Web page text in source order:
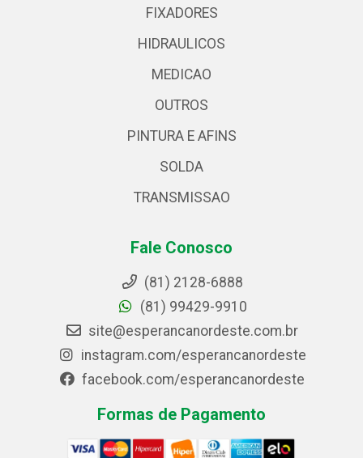
FIXADORES
HIDRAULICOS
MEDICAO
OUTROS
PINTURA E AFINS
SOLDA
TRANSMISSAO
Fale Conosco
(81) 2128-6888
(81) 99429-9910
site@esperancanordeste.com.br
instagram.com/esperancanordeste
facebook.com/esperancanordeste
Formas de Pagamento